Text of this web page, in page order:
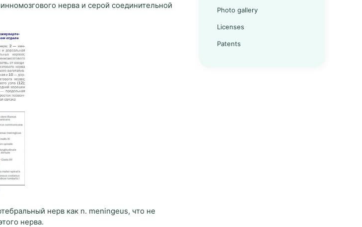
нерва и серой соединительной
нерв как n. meningeus, что не
нерва.
Photo gallery
Licenses
Patents